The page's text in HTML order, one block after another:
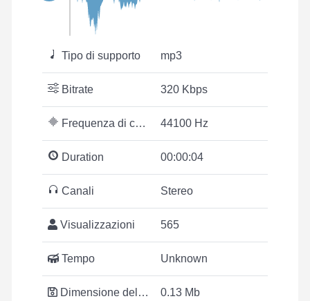
Tipo di supporto mp3
Bitrate 320 Kbps
Frequenza di campionamento 44100 Hz
Duration 00:00:04
Canali Stereo
Visualizzazioni 565
Tempo Unknown
Dimensione del file 0.13 Mb